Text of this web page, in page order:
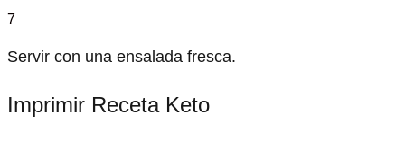
7
Servir con una ensalada fresca.
Imprimir Receta Keto